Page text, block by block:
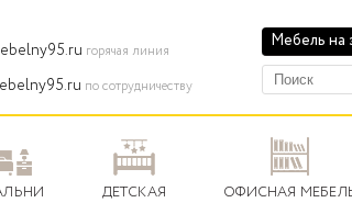
горячая линия
по сотрудничеству
Мебель на
ДЕТСКАЯ ОФИСНАЯ